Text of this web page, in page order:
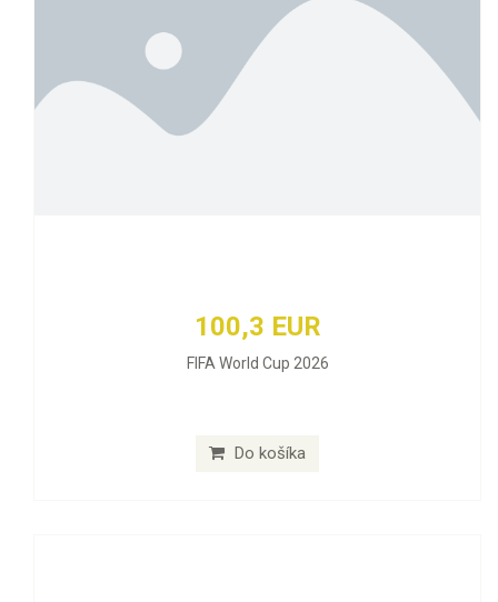
100,3 EUR
FIFA World Cup 2026
Do košíka